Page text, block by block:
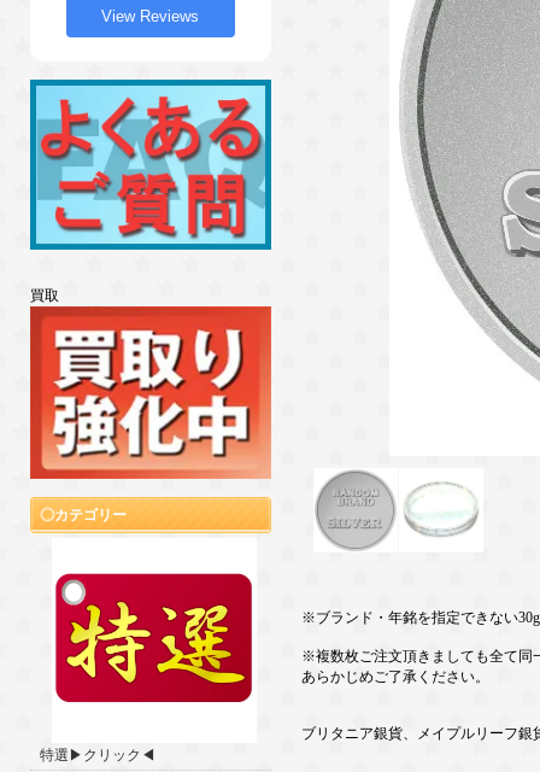
View Reviews
買取
カテゴリー
特選▶クリック◀
※ブランド・年銘を指定できない
※複数枚ご注文頂きましても全て同
あらかじめご了承ください。
ブリタニア銀貨、メイプルリーフ